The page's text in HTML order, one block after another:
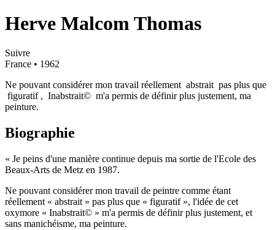
Herve Malcom Thomas
Suivre
France • 1962
Ne pouvant considérer mon travail réellement abstrait pas plus que
figuratif , Inabstrait© m'a permis de définir plus justement, ma
peinture.
Biographie
« Je peins d'une manière continue depuis ma sortie de l'Ecole des
Beaux-Arts de Metz en 1987.
Ne pouvant considérer mon travail de peintre comme étant
réellement « abstrait » pas plus que « figuratif », l'idée de cet
oxymore « Inabstrait© » m'a permis de définir plus justement, et
sans manichéisme, ma peinture.